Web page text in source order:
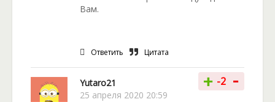
Вам.
Ответить Цитата
Yutaro21
25 апреля 2020 20:59
+ -2 -